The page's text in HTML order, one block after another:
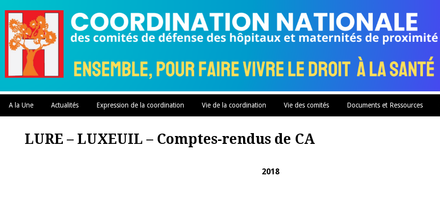
content
A la Une Actualités Expression de la coordination Vie de la coordination Vie des comités Documents et Ressources
LURE – LUXEUIL – Comptes-rendus de CA
2018